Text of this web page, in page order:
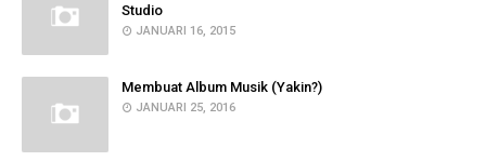
Studio
JANUARI 16, 2015
Membuat Album Musik (Yakin?)
JANUARI 25, 2016